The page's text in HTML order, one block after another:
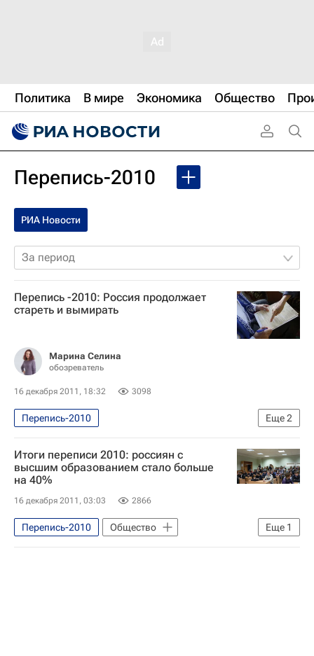
Политика В мире Экономика Общество
Перепись-2010
РИА Новости
За период
Перепись -2010: Россия продолжает
стареть и вымирать
Марина Селина
обозреватель
16 декабря 2011, 18:32 3098
Еще2
Перепись-2010
Итоги Всероссийской переписи населения 2010 года
Аналитика
Итоги переписи 2010: россиян с
высшим образованием стало больше
на 40%
16 декабря 2011, 03:03 2866
Еще 1
Перепись-2010
Общество
Итоги Всероссийской переписи населения 2010 года